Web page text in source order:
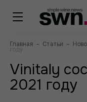
Главная – Статьи –
году
Vinitaly
2021 году